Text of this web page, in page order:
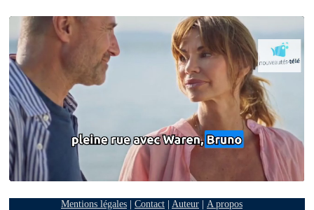
Mentions légales| Contact| Auteur| A propos